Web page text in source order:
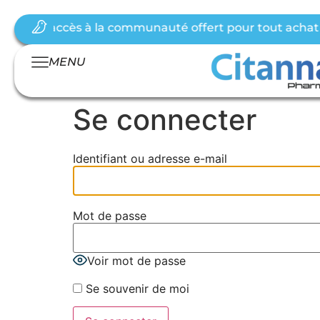
d’accès à la communauté offert pour tout achat
MENU
Se connecter
Identifiant ou adresse e-mail
Mot de passe
Voir mot de passe
Se souvenir de moi